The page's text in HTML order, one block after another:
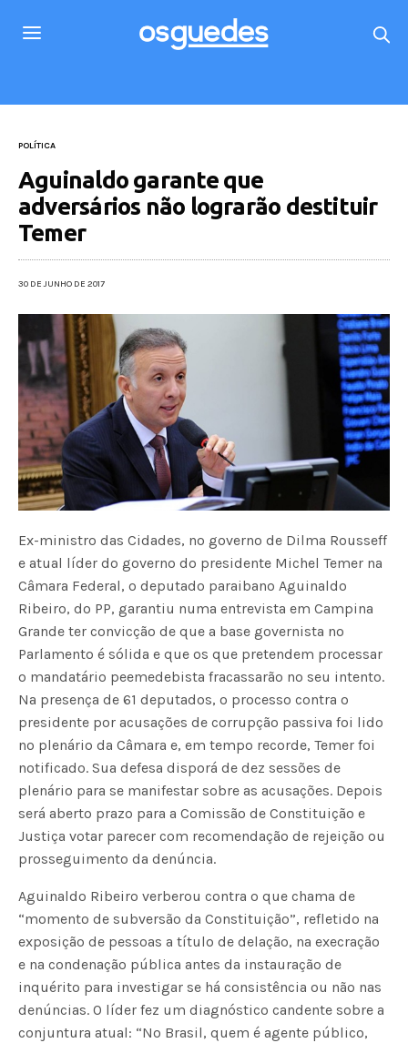
POLÍTICA
Aguinaldo garante que
adversários não lograrão destituir
Temer
30 DE JUNHO DE 2017
Ex-ministro das Cidades, no governo de Dilma Rousseff
e atual líder do governo do presidente Michel Temer na
Câmara Federal, o deputado paraibano Aguinaldo
Ribeiro, do PP, garantiu numa entrevista em Campina
Grande ter convicção de que a base governista no
Parlamento é sólida e que os que pretendem processar
o mandatário peemedebista fracassarão no seu intento.
Na presença de 61 deputados, o processo contra o
presidente por acusações de corrupção passiva foi lido
no plenário da Câmara e, em tempo recorde, Temer foi
notificado. Sua defesa disporá de dez sessões de
plenário para se manifestar sobre as acusações. Depois
será aberto prazo para a Comissão de Constituição e
Justiça votar parecer com recomendação de rejeição ou
prosseguimento da denúncia.
Aguinaldo Ribeiro verberou contra o que chama de
“momento de subversão da Constituição”, refletido na
exposição de pessoas a título de delação, na execração
e na condenação pública antes da instauração de
inquérito para investigar se há consistência ou não nas
denúncias. O líder fez um diagnóstico candente sobre a
conjuntura atual: “No Brasil, quem é agente público,